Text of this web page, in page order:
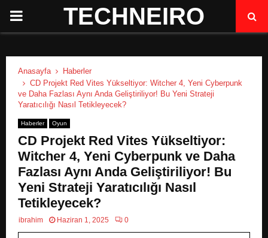
P
A
R
TECHNEIRO
Anasayfa
Haberler
CD Projekt Red Vites Yükseltiyor: Witcher 4, Yeni Cyberpunk
ve Daha Fazlası Aynı Anda Geliştiriliyor! Bu Yeni Strateji
Yaratıcılığı Nasıl Tetikleyecek?
Haberler Oyun
CD Projekt Red Vites Yükseltiyor:
Witcher 4, Yeni Cyberpunk ve Daha
Fazlası Aynı Anda Geliştiriliyor! Bu
Yeni Strateji Yaratıcılığı Nasıl
Tetikleyecek?
ibrahim Haziran 1, 2025 0